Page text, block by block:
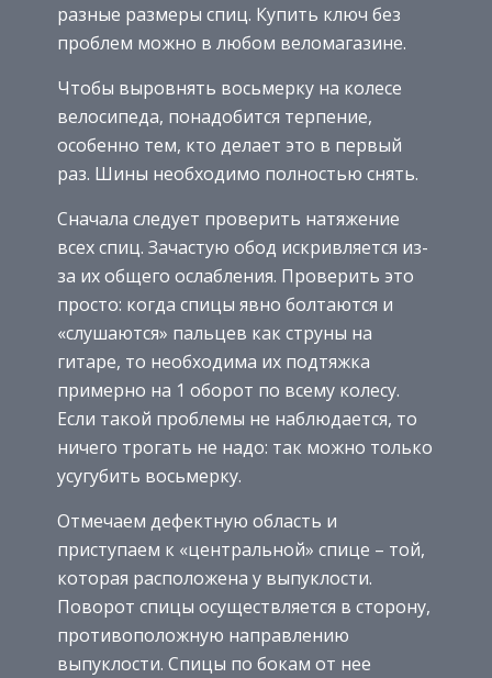
разные размеры спиц. Купить ключ без
проблем можно в любом веломагазине.
Чтобы выровнять восьмерку на колесе
велосипеда, понадобится терпение,
особенно тем, кто делает это в первый
раз. Шины необходимо полностью снять.
Сначала следует проверить натяжение
всех спиц. Зачастую обод искривляется из-
за их общего ослабления. Проверить это
просто: когда спицы явно болтаются и
«слушаются» пальцев как струны на
гитаре, то необходима их подтяжка
примерно на 1 оборот по всему колесу.
Если такой проблемы не наблюдается, то
ничего трогать не надо: так можно только
усугубить восьмерку.
Отмечаем дефектную область и
приступаем к «центральной» спице – той,
которая расположена у выпуклости.
Поворот спицы осуществляется в сторону,
противоположную направлению
выпуклости. Спицы по бокам от нее